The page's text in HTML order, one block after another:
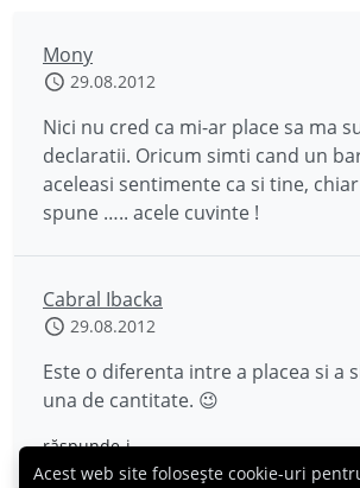
Mony
29.08.2012
Nici nu cred ca mi-ar place sa ma
declaratii. Oricum simti cand un
aceleasi sentimente ca si tine,
spune ….. acele cuvinte !
Cabral Ibacka
29.08.2012
Este o diferenta intre a placea si a
una de cantitate. 😉
răspunde-i
Acest web site folosește cookie-uri